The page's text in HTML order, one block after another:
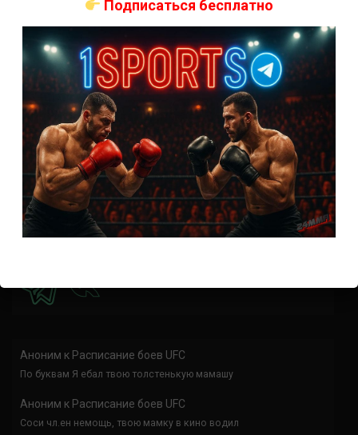
Наталья Сильва на UFC 324: статистика и рекорд
Роуз Намаюнас: статистика и рекорд к турниру UFC
324
Где смотреть бой Сильва — Намаюнас на UFC 324:
время начала
Прогноз на бой Сильва — Намаюнас на UFC 324:
коэффициенты
Арнольд Аллен на UFC 324: статистика и рекорд
ПРИСОЕДИНЯЙСЯ
Аноним к Расписание боев UFC
По буквам Я ебал твою толстенькую мамашу
Аноним к Расписание боев UFC
Соси чл.ен немощь, твою мамку в кино водил
Подписаться бесплатно